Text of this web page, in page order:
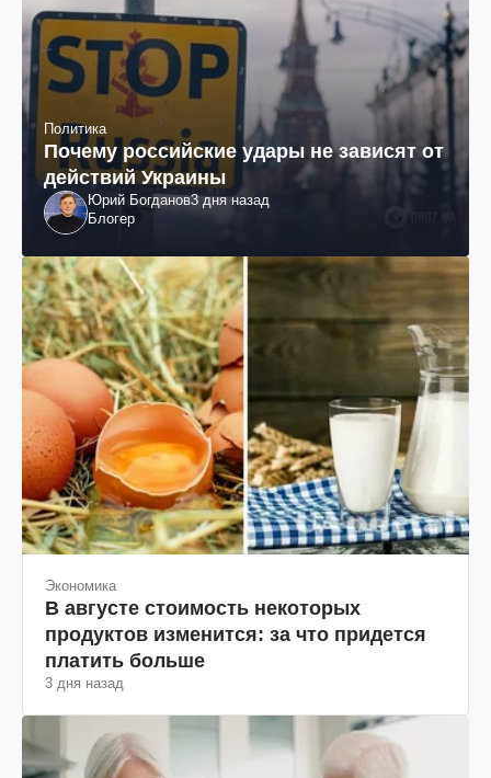
Политика
Почему российские удары не зависят от
действий Украины
Юрий Богданов3 дня назад
Блогер
Экономика
В августе стоимость некоторых
продуктов изменится: за что придется
платить больше
3 дня назад